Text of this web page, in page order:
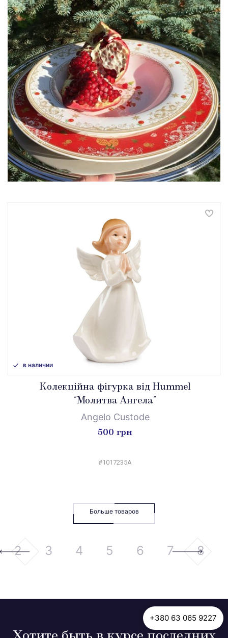
в наличии
Колекційна фігурка від Hummel
"Молитва Ангела"
Angelo Custode
500 грн
#1017235A
Больше товаров
2 3 4 5 6 7 8
+380 63 065 9227